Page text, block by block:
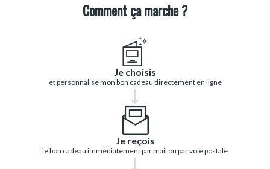
Comment ça marche ?
Je choisis
et personnalise mon bon cadeau directement en ligne
Je reçois
le bon cadeau immédiatement par mail ou par voie postale